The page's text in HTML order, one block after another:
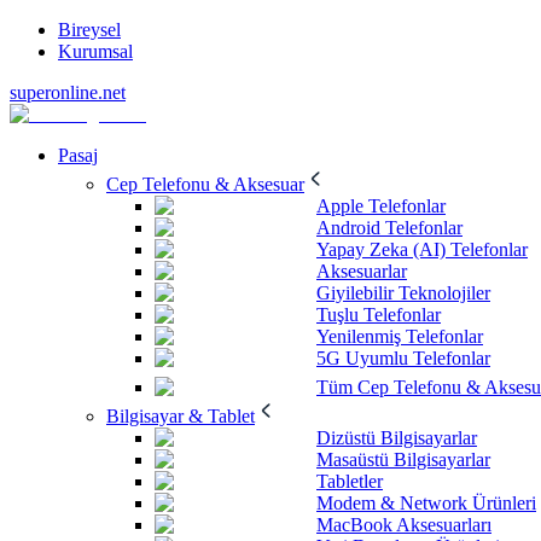
Bireysel
Kurumsal
superonline.net
Pasaj
Cep Telefonu & Aksesuar
Apple Telefonlar
Android Telefonlar
Yapay Zeka (AI) Telefonlar
Aksesuarlar
Giyilebilir Teknolojiler
Tuşlu Telefonlar
Yenilenmiş Telefonlar
5G Uyumlu Telefonlar
Tüm Cep Telefonu &
Bilgisayar & Tablet
Dizüstü Bilgisayarlar
Masaüstü Bilgisayarlar
Tabletler
Modem & Network Ürünleri
MacBook Aksesuarları